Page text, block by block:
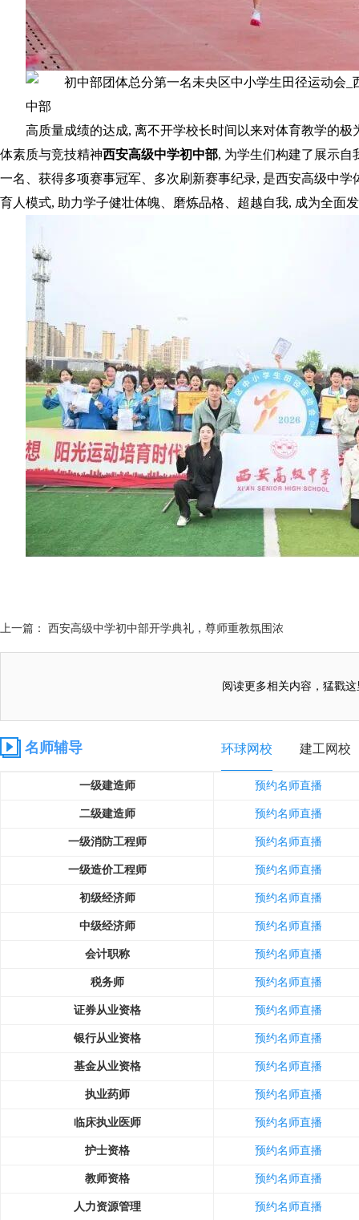
高质量成绩的达成, 离不开学校长时间以来对体育教学的
体素质与竞技精神西安高级中学初中部, 为学生们构建了展示自
一名、获得多项赛事冠军、多次刷新赛事纪录, 是西安高级中
育人模式, 助力学子健壮体魄、磨炼品格、超越自我, 成为全面
上一篇： 西安高级中学初中部开学典礼，尊师重教氛围浓
阅读更多相关内容，猛戳这
名师辅导 环球网校 建工网校
一级建造师 预约名师直播
二级建造师 预约名师直播
一级消防工程师 预约名师直播
一级造价工程师 预约名师直播
初级经济师 预约名师直播
中级经济师 预约名师直播
会计职称 预约名师直播
税务师 预约名师直播
证券从业资格 预约名师直播
银行从业资格 预约名师直播
基金从业资格 预约名师直播
执业药师 预约名师直播
临床执业医师 预约名师直播
护士资格 预约名师直播
教师资格 预约名师直播
人力资源管理 预约名师直播